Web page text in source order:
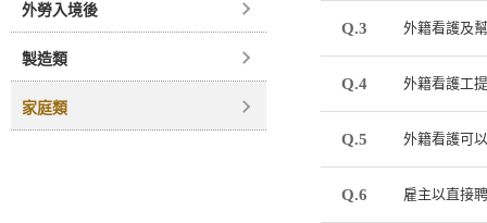
外勞入境後
製造類
家庭類
Q.3 外籍看護及
Q.4 外籍看護工
Q.5 外籍看護可
Q.6 雇主以直接